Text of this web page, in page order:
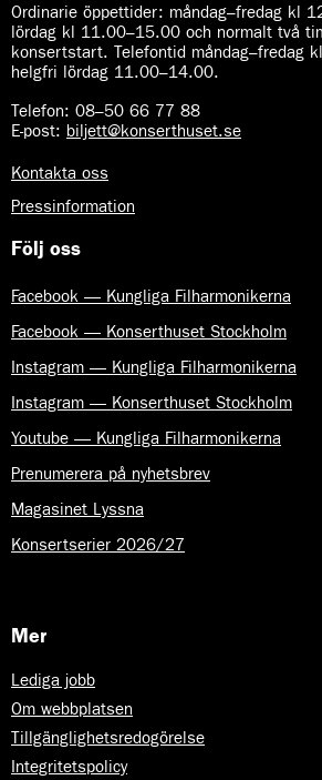
Ordinarie öppettider: måndag–fredag kl
lördag kl 11.00–15.00 och normalt två
konsertstart. Telefontid måndag–fredag
helgfri lördag 11.00–14.00.
Telefon: 08–50 66 77 88
E-post: biljett@konserthuset.se
Kontakta oss
Pressinformation
Följ oss
Facebook — Kungliga Filharmonikerna
Facebook — Konserthuset Stockholm
Instagram — Kungliga Filharmonikerna
Instagram — Konserthuset Stockholm
Youtube — Kungliga Filharmonikerna
Prenumerera på nyhetsbrev
Magasinet Lyssna
Konsertserier 2026/27
Mer
Lediga jobb
Om webbplatsen
Tillgänglighetsredogörelse
Integritetspolicy